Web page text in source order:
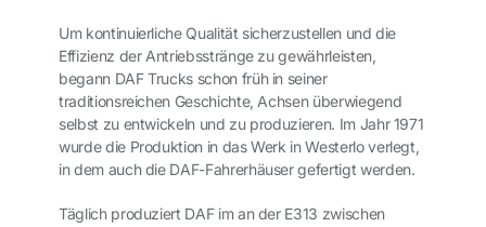
Um kontinuierliche Qualität sicherzustellen und die
Effizienz der Antriebsstränge zu gewährleisten,
begann DAF Trucks schon früh in seiner
traditionsreichen Geschichte, Achsen überwiegend
selbst zu entwickeln und zu produzieren. Im Jahr 1971
wurde die Produktion in das Werk in Westerlo verlegt,
in dem auch die DAF-Fahrerhäuser gefertigt werden.
Täglich produziert DAF im an der E313 zwischen